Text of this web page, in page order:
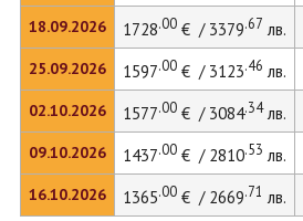
18.09.2026
25.09.2026
02.10.2026
09.10.2026
16.10.2026
1728.00€ / 3379.67 лв.
1597.00€ / 3123.46 лв.
1577.00€ / 3084.34лв.
1437.00€ / 2810.53 лв.
1365.00€ / 2669.71 лв.